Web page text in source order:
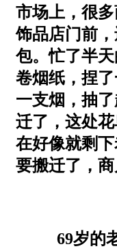
市场上，很
饰品店门前
包。忙了半
卷烟纸，捏
一支烟，抽
迁了，这处
在好像就剩
要搬迁了，商
69岁的